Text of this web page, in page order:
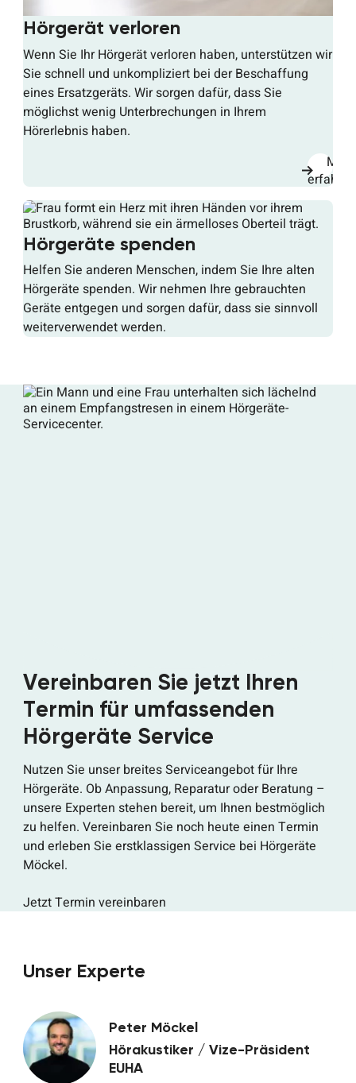
Hörgerät verloren
Wenn Sie Ihr Hörgerät verloren haben, unterstützen wir
Sie schnell und unkompliziert bei der Beschaffung
eines Ersatzgeräts. Wir sorgen dafür, dass Sie
möglichst wenig Unterbrechungen in Ihrem
Hörerlebnis haben.
Mehr
erfahren
Hörgeräte spenden
Helfen Sie anderen Menschen, indem Sie Ihre alten
Hörgeräte spenden. Wir nehmen Ihre gebrauchten
Geräte entgegen und sorgen dafür, dass sie sinnvoll
weiterverwendet werden.
Vereinbaren Sie jetzt Ihren
Termin für umfassenden
Hörgeräte Service
Nutzen Sie unser breites Serviceangebot für Ihre
Hörgeräte. Ob Anpassung, Reparatur oder Beratung –
unsere Experten stehen bereit, um Ihnen bestmöglich
zu helfen. Vereinbaren Sie noch heute einen Termin
und erleben Sie erstklassigen Service bei Hörgeräte
Möckel.
Jetzt Termin vereinbaren
Unser Experte
Peter Möckel
Hörakustiker / Vize-Präsident
EUHA